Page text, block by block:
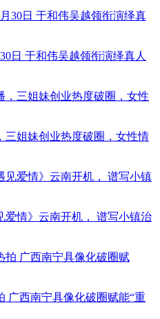
日 于和伟吴越领衔演绎真人
三姐妹创业热度破圈，女性情
爱情》云南开机， 谱写小镇治
广西南宁具像化破圈赋能“重